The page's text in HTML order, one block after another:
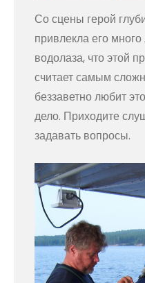
Со сцены герой
привлекла его
водолаза, что этой
считает самым
беззаветно любит
дело. Приходите
задавать вопросы.